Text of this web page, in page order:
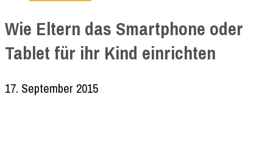
Wie Eltern das Smartphone oder
Tablet für ihr Kind einrichten
17. September 2015